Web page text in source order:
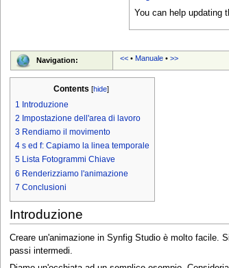
You can help updating
Navigation: << •Manuale •>>
Contents [hide]
1 Introduzione
2 Impostazione dell'area di lavoro
3 Rendiamo il movimento
4 s ed f: Capiamo la linea temporale
5 Lista Fotogrammi Chiave
6 Renderizziamo l'animazione
7 Conclusioni
Introduzione
Creare un'animazione in Synfig Studio è molto facile.
passi intermedi.